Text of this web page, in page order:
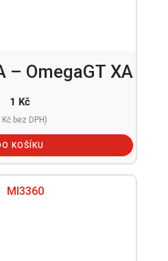
– OmegaGT XA
1 Kč
Kčbez DPH)
KOŠÍKU